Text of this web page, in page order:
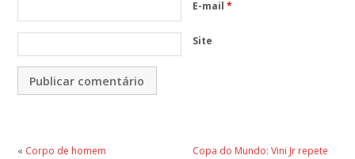
E-mail *
Site
« Corpo de homem
Copa do Mundo: Vini Jr repete